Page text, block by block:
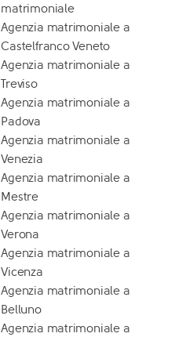
matrimoniale
Agenzia matrimoniale a
Castelfranco Veneto
Agenzia matrimoniale a
Treviso
Agenzia matrimoniale a
Padova
Agenzia matrimoniale a
Venezia
Agenzia matrimoniale a
Mestre
Agenzia matrimoniale a
Verona
Agenzia matrimoniale a
Vicenza
Agenzia matrimoniale a
Belluno
Agenzia matrimoniale a